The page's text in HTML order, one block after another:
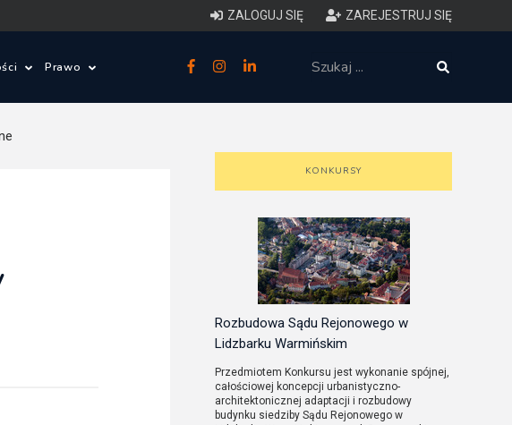
ZALOGUJ SIĘ ZAREJESTRUJ SIĘ
prawne
Prawo
Szczegółowy zakres i forma projektu
zagospodarowaniu przestrzennym
KONKURSY
Rozbudowa Sądu Rejonowego w
Lidzbarku Warmińskim
Przedmiotem Konkursu jest wykonanie spójnej,
całościowej koncepcji urbanistyczno-
architektonicznej adaptacji i rozbudowy
budynku siedziby Sądu Rejonowego w